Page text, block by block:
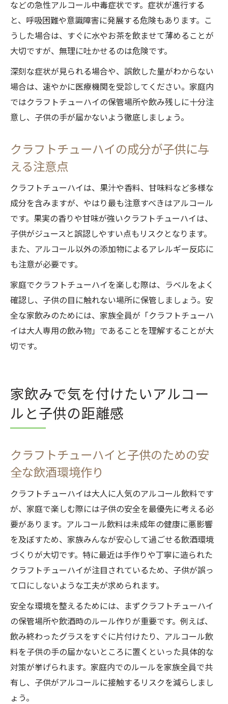
などの急性アルコール中毒症状です。症状が進行する
と、呼吸困難や意識障害に発展する危険もあります。こ
うした場合は、すぐに水やお茶を飲ませて薄めることが
大切ですが、無理に吐かせるのは危険です。
深刻な症状が見られる場合や、誤飲した量がわからない
場合は、速やかに医療機関を受診してください。家庭内
ではクラフトチューハイの保管場所や飲み残しに十分注
意し、子供の手が届かないよう徹底しましょう。
クラフトチューハイの成分が子供に与
える注意点
クラフトチューハイは、果汁や香料、甘味料など多様な
成分を含みますが、やはり最も注意すべきはアルコール
です。果実の香りや甘味が強いクラフトチューハイは、
子供がジュースと誤認しやすい点もリスクとなります。
また、アルコール以外の添加物によるアレルギー反応に
も注意が必要です。
家庭でクラフトチューハイを楽しむ際は、ラベルをよく
確認し、子供の目に触れない場所に保管しましょう。安
全な家飲みのためには、家族全員が「クラフトチューハ
イは大人専用の飲み物」であることを理解することが大
切です。
家飲みで気を付けたいアルコー
ルと子供の距離感
クラフトチューハイと子供のための安
全な飲酒環境作り
クラフトチューハイは大人に人気のアルコール飲料です
が、家庭で楽しむ際には子供の安全を最優先に考える必
要があります。アルコール飲料は未成年の健康に悪影響
を及ぼすため、家族みんなが安心して過ごせる飲酒環境
づくりが大切です。特に最近は手作りや丁寧に造られた
クラフトチューハイが注目されているため、子供が誤っ
て口にしないような工夫が求められます。
安全な環境を整えるためには、まずクラフトチューハイ
の保管場所や飲酒時のルール作りが重要です。例えば、
飲み終わったグラスをすぐに片付けたり、アルコール飲
料を子供の手の届かないところに置くといった具体的な
対策が挙げられます。家庭内でのルールを家族全員で共
有し、子供がアルコールに接触するリスクを減らしまし
ょう。